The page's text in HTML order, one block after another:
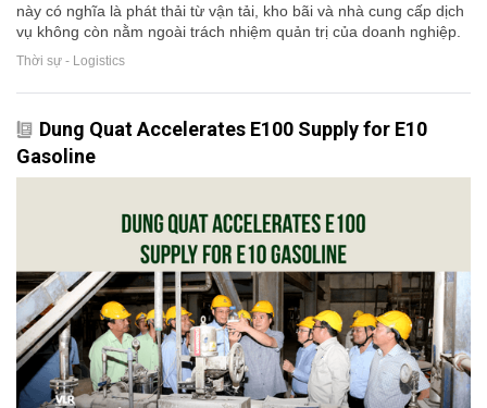
này có nghĩa là phát thải từ vận tải, kho bãi và nhà cung cấp dịch
vụ không còn nằm ngoài trách nhiệm quản trị của doanh nghiệp.
Thời sự - Logistics
Dung Quat Accelerates E100 Supply for E10
Gasoline